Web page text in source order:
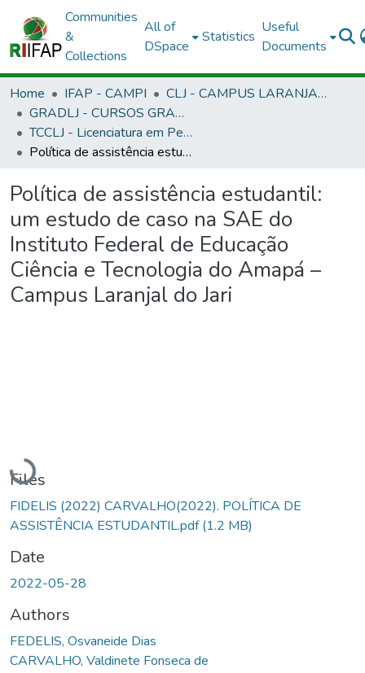
Communities
&
Collections
All of
DSpace
Statistics
Useful
Documents
Home IFAP - CAMPI
CLJ - CAMPUS LARANJAL DO JARI
GRADLJ - CURSOS GRADUAÇÃO - CAMPUS LARANJAL DO JARI
TCCLJ - Licenciatura em Pedagogia - EAD
Política de assistência estudantil: um estudo de caso na SAE do Instituto Federal de Educação Ciência e Tecnologia do Amapá – Campus Laranjal do Jari
Política de assistência estudantil:
um estudo de caso na SAE do
Instituto Federal de Educação
Ciência e Tecnologia do Amapá –
Campus Laranjal do Jari
Loading...
Files
FIDELIS (2022) CARVALHO(2022). POLÍTICA DE
ASSISTÊNCIA ESTUDANTIL.pdf(1.2 MB)
Date
2022-05-28
Authors
FEDELIS, Osvaneide Dias
CARVALHO, Valdinete Fonseca de